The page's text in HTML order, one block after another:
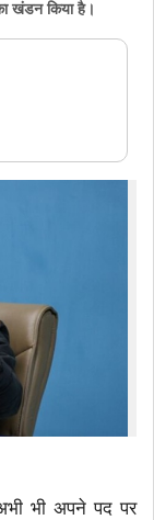
खंडन किया है।
भी अपने पद पर